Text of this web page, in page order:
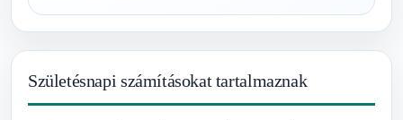
Születésnapi számításokat tartalmaznak